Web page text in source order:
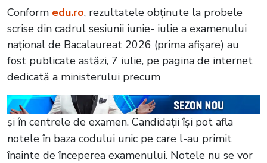
Conform edu.ro, rezultatele obținute la probele
scrise din cadrul sesiunii iunie- iulie a examenului
național de Bacalaureat 2026 (prima afișare) au
fost publicate astăzi, 7 iulie, pe pagina de internet
dedicată a ministerului precum
și în centrele de examen. Candidații își pot afla
notele în baza codului unic pe care l-au primit
înainte de începerea examenului. Notele nu se vor